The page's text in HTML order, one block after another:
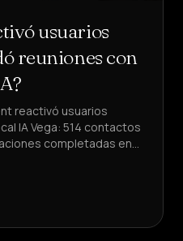
usuarios
reuniones con
reactivó usuarios
IA Vega: 514 contactos
completadas en
estructurados.